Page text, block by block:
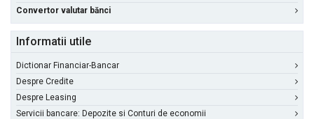
Convertor valutar bănci
Informatii utile
Dictionar Financiar-Bancar
Despre Credite
Despre Leasing
Servicii bancare: Depozite si Conturi de economii